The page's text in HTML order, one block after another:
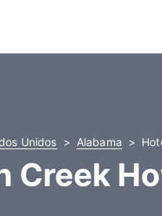
Unidos Alabama
Creek